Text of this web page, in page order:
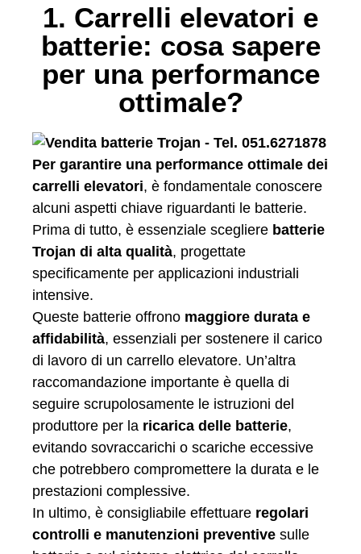
1. Carrelli elevatori e
batterie: cosa sapere
per una performance
ottimale?
Per garantire una performance ottimale dei
carrelli elevatori, è fondamentale conoscere
alcuni aspetti chiave riguardanti le batterie.
Prima di tutto, è essenziale scegliere batterie
Trojan di alta qualità, progettate
specificamente per applicazioni industriali
intensive.
Queste batterie offrono maggiore durata e
affidabilità, essenziali per sostenere il carico
di lavoro di un carrello elevatore. Un’altra
raccomandazione importante è quella di
seguire scrupolosamente le istruzioni del
produttore per la ricarica delle batterie,
evitando sovraccarichi o scariche eccessive
che potrebbero compromettere la durata e le
prestazioni complessive.
In ultimo, è consigliabile effettuare regolari
controlli e manutenzioni preventive sulle